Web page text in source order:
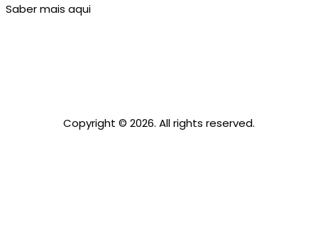
Saber mais aqui
Copyright © 2026. All rights reserved.